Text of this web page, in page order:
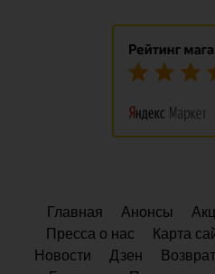
Главная Анонсы
Пресса о нас
Карта
Новости
Дзен